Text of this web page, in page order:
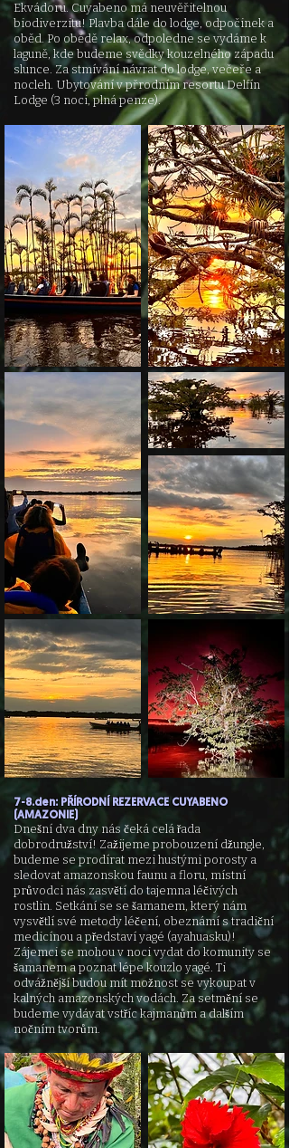
Ekvádoru. Cuyabeno má neuvěřitelnou
biodiverzitu! Plavba dále do lodge, odpočinek a
oběd. Po obědě relax, odpoledne se vydáme k
laguně, kde budeme svědky kouzelného západu
slunce. Za stmívání návrat do lodge, večeře a
nocleh. Ubytování v přrodním resortu Delfín
Lodge (3 noci, plná penze).
7-8.den: PŘÍRODNÍ REZERVACE CUYABENO
(AMAZONIE)
Dnešní dva dny nás čeká celá řada
dobrodružství! Zažijeme probouzení džungle,
budeme se prodírat mezi hustými porosty a
sledovat amazonskou faunu a floru, místní
průvodci nás zasvětí do tajemna léčivých
rostlin. Setkání se se šamanem, který nám
vysvětlí své metody léčení, obeznámí s tradiční
medicínou a představí yagé (ayahuasku)!
Zájemci se mohou v noci vydat do komunity se
šamanem a poznat lépe kouzlo yagé. Ti
odvážnější budou mít možnost se vykoupat v
kalných amazonských vodách. Za setmění se
budeme vydávat vstříc kajmanům a dalším
nočním tvorům.